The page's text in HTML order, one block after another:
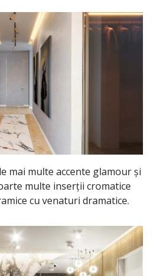
mai multe accente glamour și
multe inserții cromatice
cu venaturi dramatice.